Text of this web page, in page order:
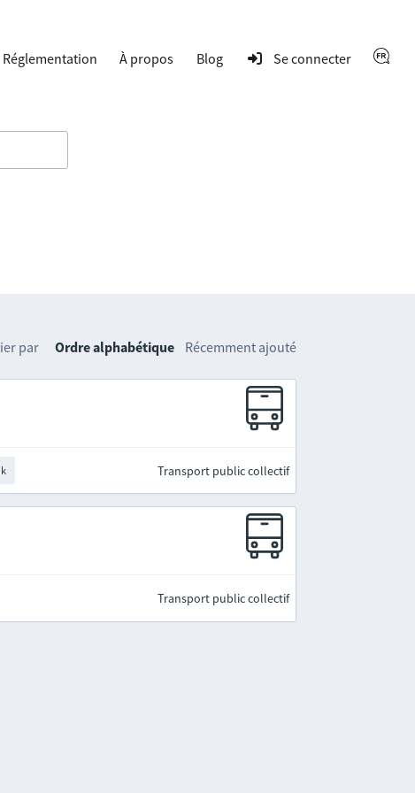
Réglementation À propos Blog Se connecter
par Ordre alphabétique Récemment ajouté
Transport public collectif
Transport public collectif